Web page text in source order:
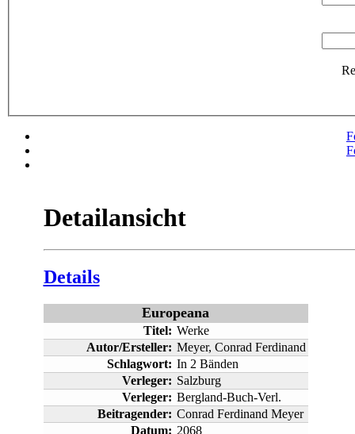
Detailansicht
Details
Europeana
Titel: Werke
Autor/Ersteller: Meyer, Conrad Ferdinand
Schlagwort: In 2 Bänden
Verleger: Salzburg
Verleger: Bergland-Buch-Verl.
Beitragender: Conrad Ferdinand Meyer
Datum: 2068